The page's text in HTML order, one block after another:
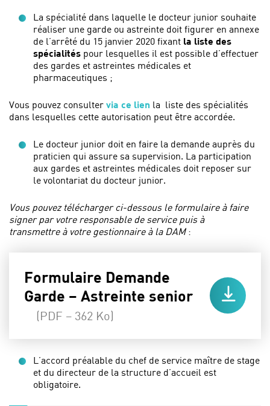
La spécialité dans laquelle le docteur junior souhaite
réaliser une garde ou astreinte doit figurer en annexe
de l’arrêté du 15 janvier 2020 fixant la liste des
spécialités pour lesquelles il est possible d’effectuer
des gardes et astreintes médicales et
pharmaceutiques ;
Vous pouvez consulter via ce lien la liste des spécialités
dans lesquelles cette autorisation peut être accordée.
Le docteur junior doit en faire la demande auprès du
praticien qui assure sa supervision. La participation
aux gardes et astreintes médicales doit reposer sur
le volontariat du docteur junior.
Vous pouvez télécharger ci-dessous le formulaire à faire
signer par votre responsable de service puis à
transmettre à votre gestionnaire à la DAM:
Formulaire Demande
Garde – Astreinte senior
(PDF – 362 Ko)
L’accord préalable du chef de service maître de stage
et du directeur de la structure d’accueil est
obligatoire.